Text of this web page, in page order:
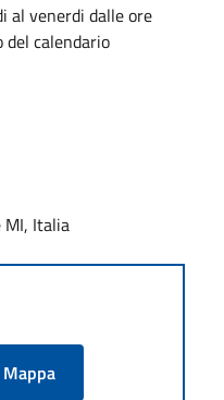
al venerdi dalle ore
calendario
MI, Italia